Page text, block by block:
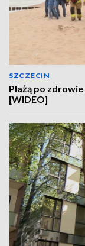
SZCZECIN
Plażą po
[WIDEO]